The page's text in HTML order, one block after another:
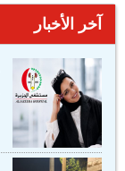
آخر الأخبار